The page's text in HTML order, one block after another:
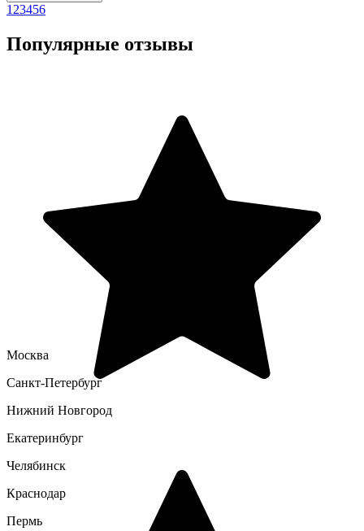
1 23456
Популярные отзывы
Москва
Санкт-Петербург
Нижний Новгород
Екатеринбург
Челябинск
Краснодар
Пермь